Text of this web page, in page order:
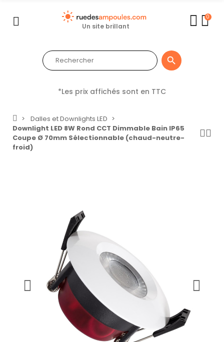
Un site brillant
0

*Les prix affichés sont en TTC
Dalles et Downlights LED
Downlight LED 8W Rond CCT Dimmable Bain IP65
Coupe Ø 70mm Sélectionnable (chaud-neutre-
froid)